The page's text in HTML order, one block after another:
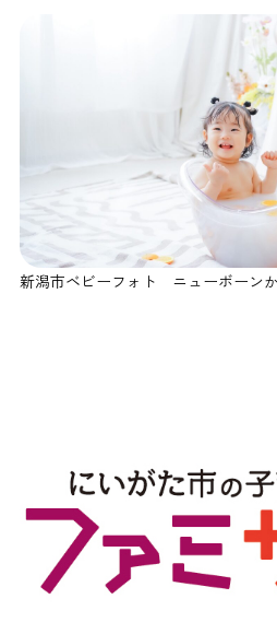
新潟市ベビーフォト ニューボーン